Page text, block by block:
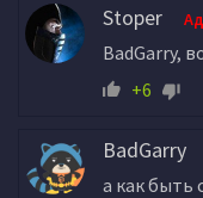
Stoper
BadGarry,
+6
BadGarry
а как быть